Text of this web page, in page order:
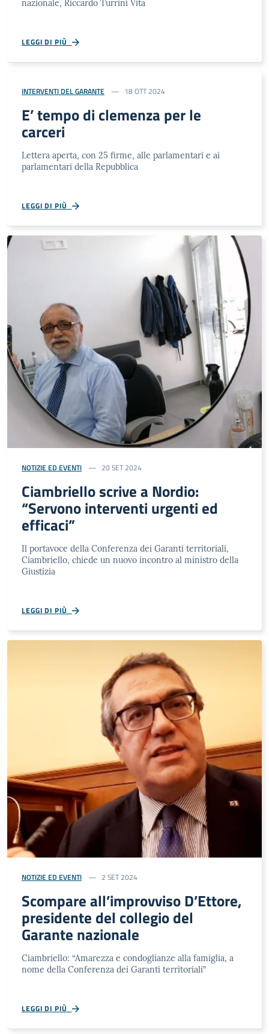
nazionale, Riccardo Turrini Vita
LEGGI DI PIÙ
INTERVENTI DEL GARANTE 18 OTT 2024
E’ tempo di clemenza per le
carceri
Lettera aperta, con 25 firme, alle parlamentari e ai
parlamentari della Repubblica
LEGGI DI PIÙ
NOTIZIE ED EVENTI 20 SET 2024
Ciambriello scrive a Nordio:
“Servono interventi urgenti ed
efficaci”
Il portavoce della Conferenza dei Garanti territoriali,
Ciambriello, chiede un nuovo incontro al ministro della
Giustizia
LEGGI DI PIÙ
NOTIZIE ED EVENTI 2 SET 2024
Scompare all’improvviso D’Ettore,
presidente del collegio del
Garante nazionale
Ciambriello: “Amarezza e condoglianze alla famiglia, a
nome della Conferenza dei Garanti territoriali”
LEGGI DI PIÙ